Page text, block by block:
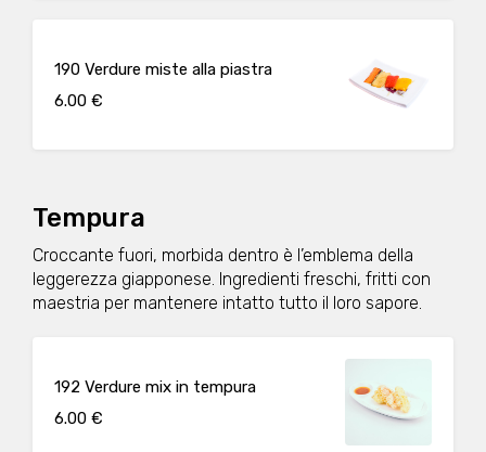
190 Verdure miste alla piastra
6.00 €
Tempura
Croccante fuori, morbida dentro è l’emblema della
leggerezza giapponese. Ingredienti freschi, fritti con
maestria per mantenere intatto tutto il loro sapore.
192 Verdure mix in tempura
6.00 €